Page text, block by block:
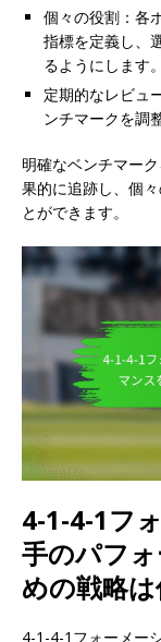
個々の役割：各
指標を定義し、
るようにします。
定期的なレビュ
ンチマークを調
明確なベンチマー
果的に追跡し、個
とができます。
4-1-4-1フ
手のパフ
めの戦略
4-1-4-1フォーメー